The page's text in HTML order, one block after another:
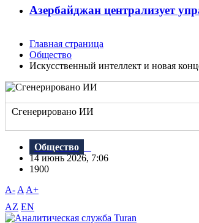
Азербайджан централизует
Главная страница
Общество
Искусственный интеллект и новая
Сгенерировано ИИ
Общество
14 июнь 2026, 7:06
1900
A- A A+
AZ EN